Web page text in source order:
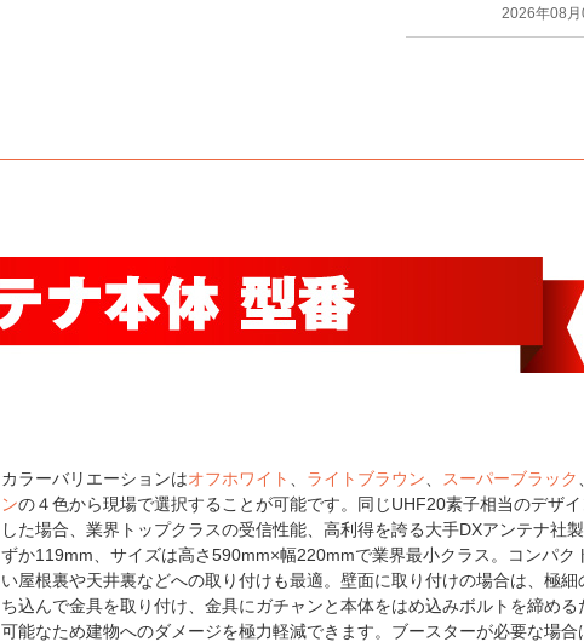
2026年08月
カラーバリエーションはオフホワイト ライトブラウン スーパーブラック
ンの４色から現場で選択することが可能です。同じUHF20素子相当のデザ
した場合、業界トップクラスの受信性能、高利得を誇る大手DXアンテナ社
ずか119mm、サイズは高さ590mm×幅220mmで業界最小クラス。コンパク
い屋根裏や天井裏などへの取り付けも最適。壁面に取り付けの場合は、極
ち込んで金具を取り付け、金具にガチャンと本体をはめ込みボルトを締め
可能なため建物へのダメージを極力軽減できます。ブースターが必要な場合